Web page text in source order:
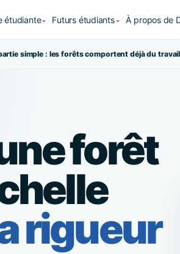
étudiante⌄ Futurs étudiants⌄ À propos de
simple : les forêts comportent déjà du
forêt
rigueur